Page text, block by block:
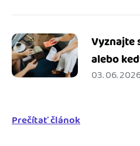
Vyznajte
alebo
ako sa
03. 06.
Prečítať článok